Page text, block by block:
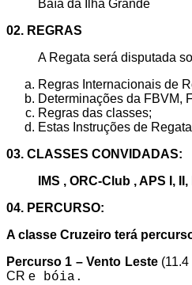
Baía da Ilha Grande
02. REGRAS
A Regata será disputada
Regras Internacionais de
Determinações da FBVM,
Regras das classes;
Estas Instruções de
03. CLASSES CONVIDADAS:
IMS , ORC-Club , APS I,
04. PERCURSO:
A classe Cruzeiro terá
Percurso 1 – Vento Leste(11.4
CR e bóia.